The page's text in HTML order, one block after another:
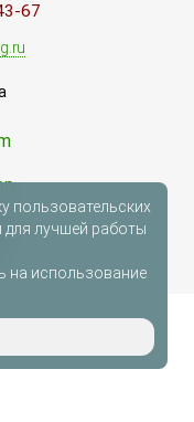
67
пользовательских
лучшей работы
на использование